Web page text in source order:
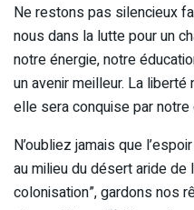
Ne restons pas silencieux
nous dans la lutte pour un
notre énergie, notre
un avenir meilleur. La
elle sera conquise par
N’oubliez jamais que
au milieu du désert aride
colonisation”, gardons nos